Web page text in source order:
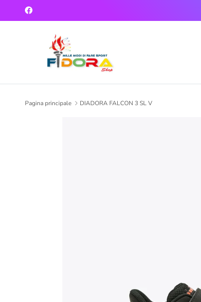
Passa ai contenuti
Facebook
Pagina principale DIADORA FALCON 3 SL V